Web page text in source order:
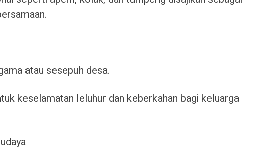
atau sesepuh desa.
keselamatan leluhur dan keberkahan bagi keluarga